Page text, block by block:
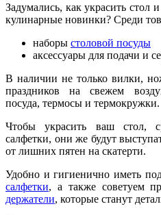
Задумались, как украсить стол
кулинарные новинки? Среди
наборы столовой посуды
аксессуары для подачи и
В наличии не только вилки,
праздников на свежем
посуда, термосы и термокружки.
Чтобы украсить ваш стол,
салфетки, они же будут
от лишних пятен на скатерти.
Удобно и гигиенично иметь
салфетки, а также советуем
держатели, которые станут